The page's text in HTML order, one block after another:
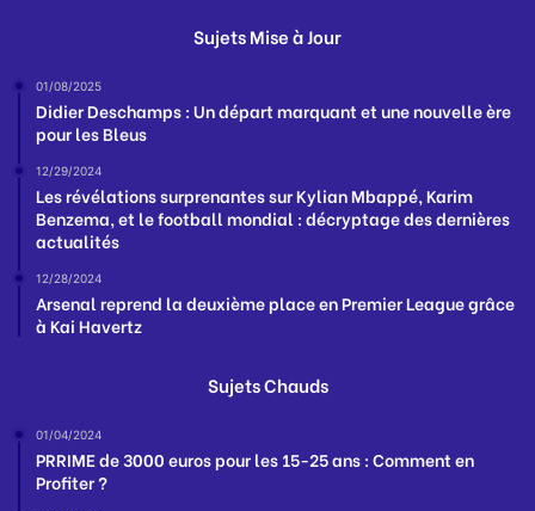
Sujets Mise à Jour
01/08/2025
Didier Deschamps : Un départ marquant et une nouvelle ère
pour les Bleus
12/29/2024
Les révélations surprenantes sur Kylian Mbappé, Karim
Benzema, et le football mondial : décryptage des dernières
actualités
12/28/2024
Arsenal reprend la deuxième place en Premier League grâce
à Kai Havertz
Sujets Chauds
01/04/2024
PRRIME de 3000 euros pour les 15-25 ans : Comment en
Profiter ?